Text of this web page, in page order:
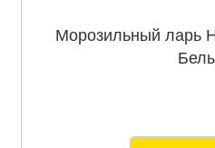
Морозильный ларь